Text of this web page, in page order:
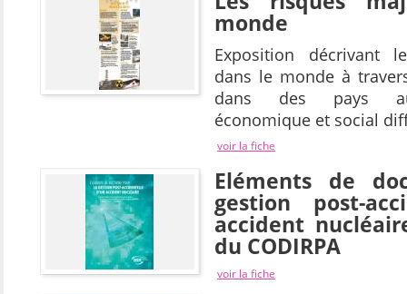
monde
Exposition décrivant
dans le monde à
dans des pays au
économique et social
voir la fiche
Eléments de
gestion post-
accident
du CODIRPA
voir la fiche